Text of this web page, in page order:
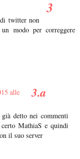
twitter non
modo per correggere
alle
detto nei commenti
MathiaS e quindi
il suo server